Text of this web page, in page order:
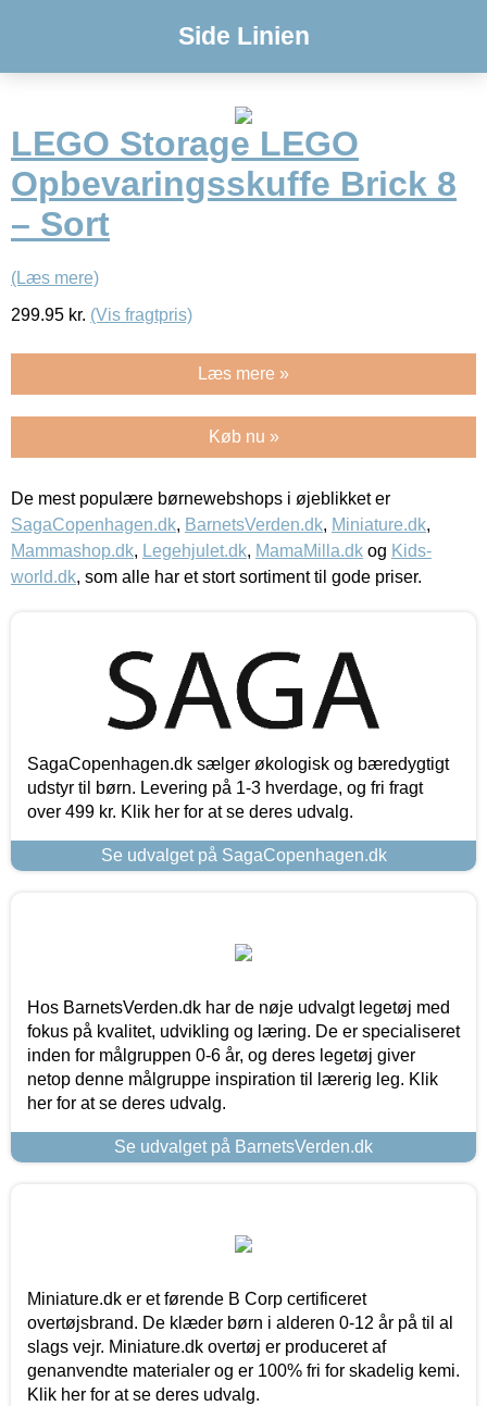
Side Linien
LEGO Storage LEGO
Opbevaringsskuffe Brick 8
– Sort
(Læs mere)
299.95 kr. (Vis fragtpris)
Læs mere »
Køb nu »
De mest populære børnewebshops i øjeblikket er
SagaCopenhagen.dk, BarnetsVerden.dk, Miniature.dk,
Mammashop.dk, Legehjulet.dk, MamaMilla.dk og Kids-
world.dk, som alle har et stort sortiment til gode priser.
SagaCopenhagen.dk sælger økologisk og bæredygtigt
udstyr til børn. Levering på 1-3 hverdage, og fri fragt
over 499 kr. Klik her for at se deres udvalg.
Se udvalget på SagaCopenhagen.dk
Hos BarnetsVerden.dk har de nøje udvalgt legetøj med
fokus på kvalitet, udvikling og læring. De er specialiseret
inden for målgruppen 0-6 år, og deres legetøj giver
netop denne målgruppe inspiration til lærerig leg. Klik
her for at se deres udvalg.
Se udvalget på BarnetsVerden.dk
Miniature.dk er et førende B Corp certificeret
overtøjsbrand. De klæder børn i alderen 0-12 år på til al
slags vejr. Miniature.dk overtøj er produceret af
genanvendte materialer og er 100% fri for skadelig kemi.
Klik her for at se deres udvalg.